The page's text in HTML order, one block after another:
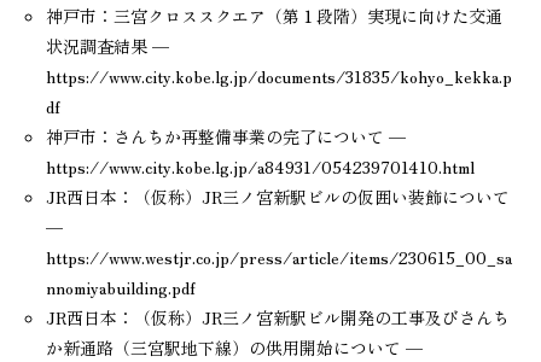
神戸市：三宮クロススクエア（第１段階）実現に向けた交通
状況調査結果 —
https://www.city.kobe.lg.jp/documents/31835/kohyo_kekka.p
df
神戸市：さんちか再整備事業の完了について —
https://www.city.kobe.lg.jp/a84931/054239701410.html
JR西日本：（仮称）JR三ノ宮新駅ビルの仮囲い装飾について
—
https://www.westjr.co.jp/press/article/items/230615_00_sa
nnomiyabuilding.pdf
JR西日本：（仮称）JR三ノ宮新駅ビル開発の工事及びさんち
か新通路（三宮駅地下線）の供用開始について —